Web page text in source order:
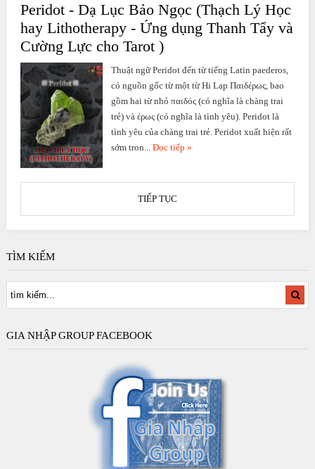
Peridot - Dạ Lục Bảo Ngọc (Thạch Lý Học
hay Lithotherapy - Ứng dụng Thanh Tẩy và
Cường Lực cho Tarot )
Thuật ngữ Peridot đến từ tiếng Latin paederos,
có nguồn gốc từ một từ Hi Lạp Παιδέρως, bao
gồm hai từ nhỏ παιδός (có nghĩa là chàng trai
trẻ) và έρως (có nghĩa là tình yêu). Peridot là
tình yêu của chàng trai trẻ. Peridot xuất hiện rất
sớm tron... Đọc tiếp »
TIẾP TỤC
TÌM KIẾM
GIA NHẬP GROUP FACEBOOK